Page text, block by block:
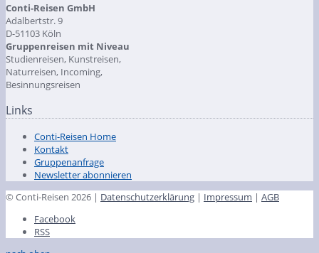
Conti-Reisen GmbH
Adalbertstr. 9
D-51103 Köln
Gruppenreisen mit Niveau
Studienreisen, Kunstreisen,
Naturreisen, Incoming,
Besinnungsreisen
Links
Conti-Reisen Home
Kontakt
Gruppenanfrage
Newsletter abonnieren
© Conti-Reisen 2026 | Datenschutzerklärung | Impressum | AGB
Facebook
RSS